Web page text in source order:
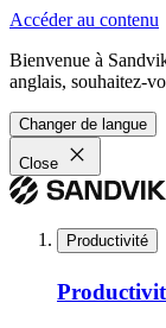
Accéder au contenu
Bienvenue à
anglais, souhaitez-
Changer de langue
Close
Productivité